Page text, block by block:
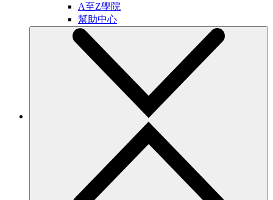
A至Z學院
幫助中心